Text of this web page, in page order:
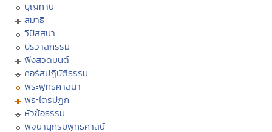
บุญทาน
สมาธิ
วิปัสสนา
ปริวาสกรรม
ฟังสวดมนต์
คอร์สปฏิบัติธรรม
พระพุทธศาสนา
พระไตรปิฏก
หัวข้อธรรม
พจนานุกรมพุทธศาสน์